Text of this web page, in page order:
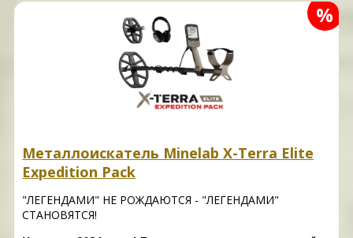
%
Металлоискатель Minelab X-Terra Elite
Expedition Pack
"ЛЕГЕНДАМИ" НЕ РОЖДАЮТСЯ - "ЛЕГЕНДАМИ"
СТАНОВЯТСЯ!